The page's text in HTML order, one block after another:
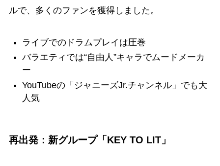
ルで、多くのファンを獲得しました。
ライブでのドラムプレイは圧巻
バラエティでは“自由人”キャラでムードメーカ
ー
YouTubeの「ジャニーズJr.チャンネル」でも大
人気
再出発：新グループ「KEY TO LIT」